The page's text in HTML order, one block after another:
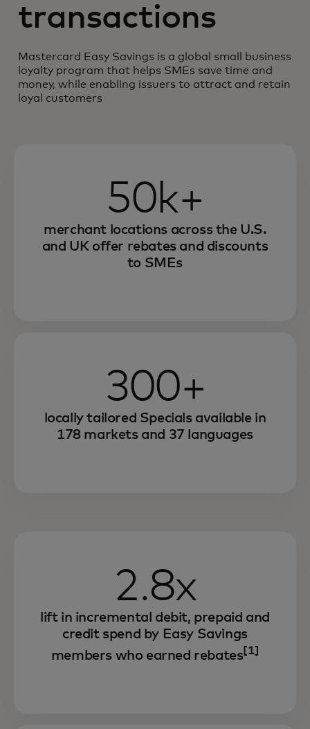
Learn how to attract and retain small and
transactions
Mastercard Easy Savings is a global small business
loyalty program that helps SMEs save time and
money, while enabling issuers to attract and retain
loyal customers
50k+
merchant locations across the U.S.
and UK offer rebates and discounts
to SMEs
300+
locally tailored Specials available in
178 markets and 37 languages
2.8x
lift in incremental debit, prepaid and
credit spend by Easy Savings
members who earned rebates[1]